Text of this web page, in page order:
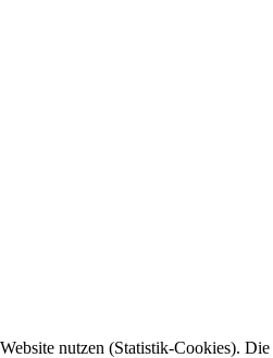
nutzen (Statistik-Cookies). Die